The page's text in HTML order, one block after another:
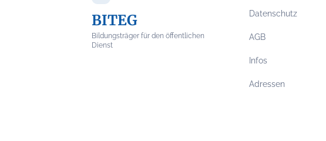
BITEG
Bildungsträger für den öffentlichen
Dienst
Datenschutz
AGB
Infos
Adressen